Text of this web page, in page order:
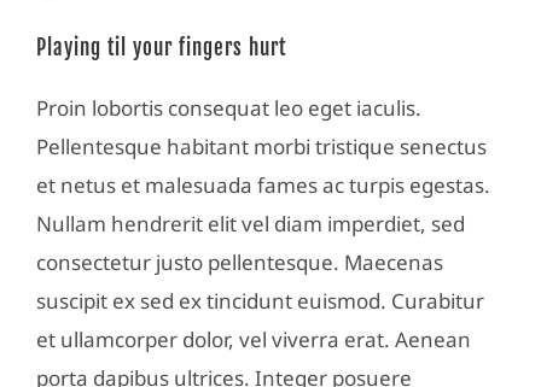
Playing til your fingers hurt
Proin lobortis consequat leo eget iaculis.
Pellentesque habitant morbi tristique senectus
et netus et malesuada fames ac turpis egestas.
Nullam hendrerit elit vel diam imperdiet, sed
consectetur justo pellentesque. Maecenas
suscipit ex sed ex tincidunt euismod. Curabitur
et ullamcorper dolor, vel viverra erat. Aenean
porta dapibus ultrices. Integer posuere